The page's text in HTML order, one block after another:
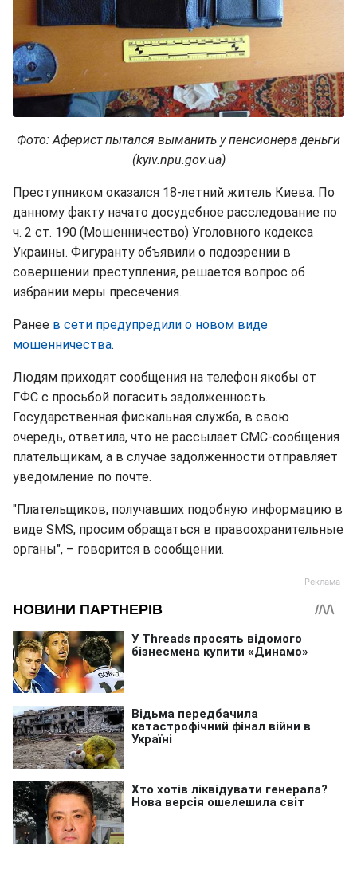
Фото: Аферист пытался выманить у пенсионера деньги
(kyiv.npu.gov.ua)
Преступником оказался 18-летний житель Киева. По
данному факту начато досудебное расследование по
ч. 2 ст. 190 (Мошенничество) Уголовного кодекса
Украины. Фигуранту объявили о подозрении в
совершении преступления, решается вопрос об
избрании меры пресечения.
Ранее в сети предупредили о новом виде
мошенничества.
Людям приходят сообщения на телефон якобы от
ГФС с просьбой погасить задолженность.
Государственная фискальная служба, в свою
очередь, ответила, что не рассылает СМС-сообщения
плательщикам, а в случае задолженности отправляет
уведомление по почте.
"Плательщиков, получавших подобную информацию в
виде SMS, просим обращаться в правоохранительные
органы", – говорится в сообщении.